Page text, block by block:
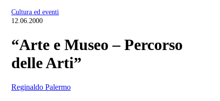
Cultura ed eventi
12.06.2000
“Arte e Museo – Percorso
delle Arti”
Reginaldo Palermo